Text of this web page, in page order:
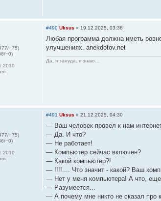
сообщение
−75)
−0)
сообщение
#490 Uksus » 19.12.2025, 03:38
Любая программа должна иметь
улучшениях. anekdotov.net
Да, я зануда, я знаю...
−75)
−0)
сообщение
#491 Uksus » 21.12.2025, 04:30
— Ваш человек провел к нам
— Да. И что?
— Не работает!
— Компьютер сейчас включен?
— Какой компьютер?!
— !!!!.... Что значит - какой? Ваш
— Нет у меня компьютера! А что,
— Разумеется...
— А почему мне никто не сказал про